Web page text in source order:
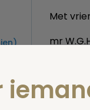
Met
mr